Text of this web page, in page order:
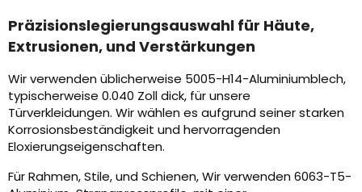
Präzisionslegierungsauswahl für Häute,
Extrusionen, und Verstärkungen
Wir verwenden üblicherweise 5005-H14-Aluminiumblech,
typischerweise 0.040 Zoll dick, für unsere
Türverkleidungen. Wir wählen es aufgrund seiner starken
Korrosionsbeständigkeit und hervorragenden
Eloxierungseigenschaften.
Für Rahmen, Stile, und Schienen, Wir verwenden 6063-T5-